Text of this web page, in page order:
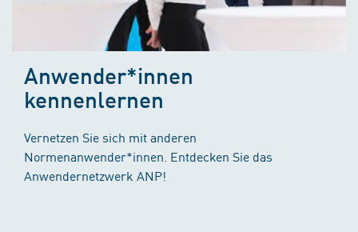
Anwender*innen
kennenlernen
Vernetzen Sie sich mit anderen
Normenanwender*innen. Entdecken Sie das
Anwendernetzwerk ANP!